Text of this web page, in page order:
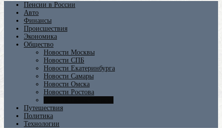
Пенсии в России
Авто
Финансы
Происшествия
Экономика
Общество
Новости Москвы
Новости СПБ
Новости Екатеринбурга
Новости Самары
Новости Омска
Новости Ростова
Путешествия
Политика
Технологии